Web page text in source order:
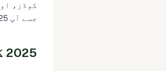
کوڈز،
جسے آپ 2025 میں ہوائی کارگو کے لیے آج ہی استعمال کر سکتے ہیں۔
2025 کے لیے کیا نیا ہے (اور کیا بدلتا نہیں)